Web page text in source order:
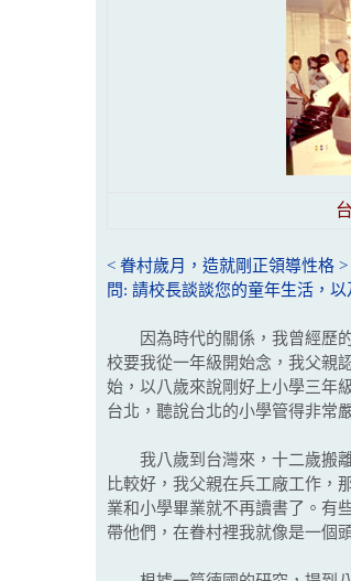
< 眷村歲月，造就剛正領導性格 >
問: 請校長談談您的童年生活，
因為時代的關係，我曾經歷的
校要我從一年級開始念，我父親
始，以八歲來說剛好上小學三年
台北，聽說台北的小學管得非常
我八歲到台灣來，十二歲搬離
比較好，我父親在兵工廠工作，
業和小學畢業就不再讀書了。有
帶他們，在眷村裡我就像是一個